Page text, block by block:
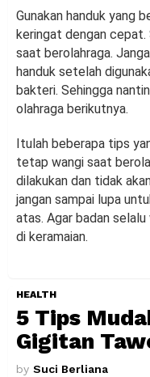
Gunakan handuk yang
keringat dengan
saat berolahraga.
handuk setelah
bakteri. Sehingga
olahraga berikutnya.
Itulah beberapa tips
tetap wangi saat
dilakukan dan tidak
jangan sampai lupa
atas. Agar badan
di keramaian.
HEALTH
5 Tips
Gigitan
by Suci Berliana